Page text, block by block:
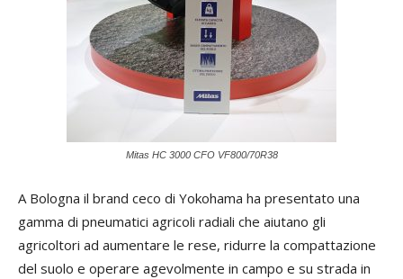
Mitas HC 3000 CFO VF800/70R38
A Bologna il brand ceco di Yokohama ha presentato una
gamma di pneumatici agricoli radiali che aiutano gli
agricoltori ad aumentare le rese, ridurre la compattazione
del suolo e operare agevolmente in campo e su strada in